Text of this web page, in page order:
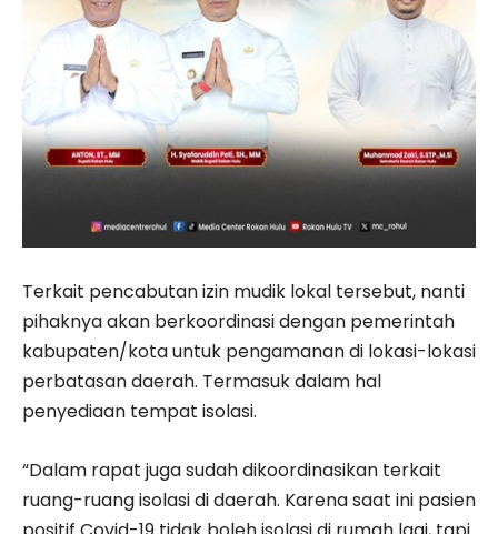
Terkait pencabutan izin mudik lokal tersebut, nanti
pihaknya akan berkoordinasi dengan pemerintah
kabupaten/kota untuk pengamanan di lokasi-lokasi
perbatasan daerah. Termasuk dalam hal
penyediaan tempat isolasi.
“Dalam rapat juga sudah dikoordinasikan terkait
ruang-ruang isolasi di daerah. Karena saat ini pasien